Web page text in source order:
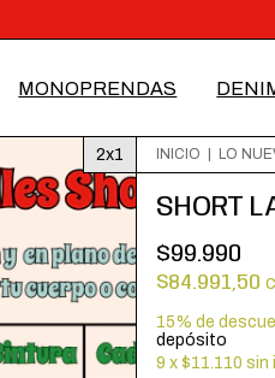
$160.000
MONOPRENDAS
2x1 INICIO LO
SHORT
$99.990
$84.991,50
15% de
depósito
9 x $11.110 sin